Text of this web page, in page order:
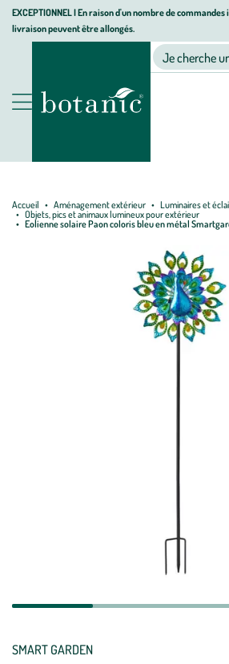
Aller
Aller
au
Aller
au
page
EXCEPTIONNEL I En raison d'un nombre de
livraison peuvent être allongés.
Nos produits
Jardinerie écologique, animalerie,
Je cherche
Accueil Aménagement extérieur
Luminaires et
Objets, pics et animaux lumineux pour extérieur
Eolienne solaire Paon coloris bleu en métal
SMART GARDEN
Mettre
Mettre